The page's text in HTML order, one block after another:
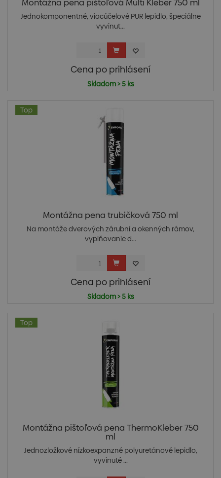
Montážna pena pištoľová Multi Kleber 750 ml
Jednokomponentné, viacúčelové PUR lepidlo, špeciálne
vyvinut...
Cena po prihlásení
Skladom > 5 ks
Top
Montážna pena trubičková 750 ml
Na montáže dverových zárubní a okenných rámov,
vyplňovanie d...
Cena po prihlásení
Skladom > 5 ks
Top
Montážna pištoľová pena ThermoKleber 750
ml
Jednozložkové nízkoexpanzné polyuretánové lepidlo,
vyvinuté ...